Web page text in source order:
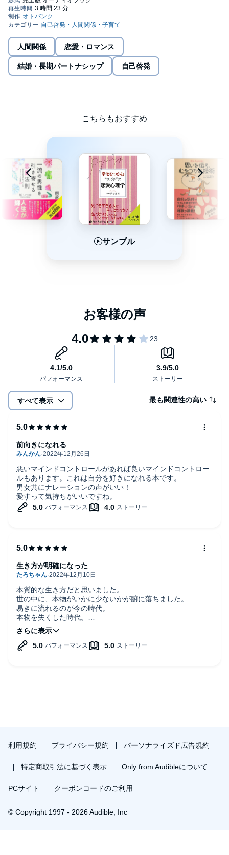
います。
最高の自分を引き出せるかどうかも、恋愛・結婚によって変わっ
てくるのです。
恋愛・結婚は自己実現、夢実現のための最高のパートナー探し。
この本では、ほとんど知らずにいる男と女の心の秘密、性の本質
やナゾについて見てみることによって、本物の恋愛を体験・創造
し、最高の自分を引き出していける方法を具体的に紹介していま
す。(C)2008 総合法令出版、オトバンク
人間関係 恋愛・ロマンス
結婚・長期パートナシップ 自己啓発
こちらもおすすめ
サンプル
すべて表示 最も関連性の高い
悪いマインドコントロールがあれば良いマインドコントロー
ルもあります。これは自分を好きになれる本です。
男女共にナレーションの声がいい！
愛すって気持ちがいいですね。
前向きになれる
本質的な生き方だと思いました。
世の中に、本物がいかに少ないかが腑に落ちました。
易きに流れるのが今の時代。
本物を失くした時代。
その違和感をずっと持っていたけど、消化することができ頭
も心もスッキリしました。
生き方が明確になった
利用規約 プライバシー規約 パーソナライズド広告規約
特定商取引法に基づく表示 Only from Audibleについて
PCサイト クーポンコードのご利用
© Copyright 1997 - 2026 Audible, Inc